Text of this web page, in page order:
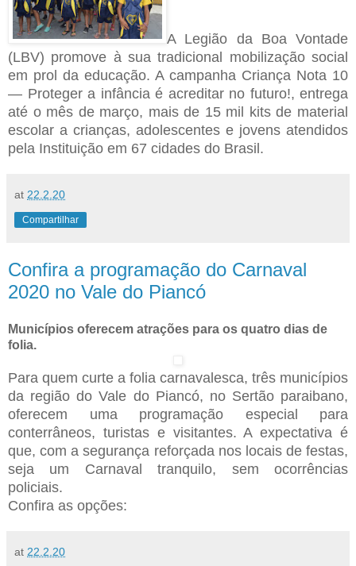
A Legião da Boa Vontade
(LBV) promove à sua tradicional mobilização social
em prol da educação. A campanha Criança Nota 10
— Proteger a infância é acreditar no futuro!, entrega
até o mês de março, mais de 15 mil kits de material
escolar a crianças, adolescentes e jovens atendidos
pela Instituição em 67 cidades do Brasil.
at 22.2.20
Compartilhar
Confira a programação do Carnaval
2020 no Vale do Piancó
Municípios oferecem atrações para os quatro dias de
folia.
Para quem curte a folia carnavalesca, três municípios
da região do Vale do Piancó, no Sertão paraibano,
oferecem uma programação especial para
conterrâneos, turistas e visitantes. A expectativa é
que, com a segurança reforçada nos locais de festas,
seja um Carnaval tranquilo, sem ocorrências
policiais.
Confira as opções:
at 22.2.20